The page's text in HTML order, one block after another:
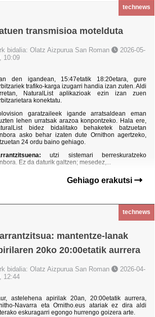
technews
transmisioa motelduta
bidalia: Olatz Aizpurua San Roman
2026-05-
10:09
den igandean, 15:47etatik 18:20etara, gure
trafiko-karga izugarri handia izan zuten. Aldi
NaturalList aplikazioak ezin izan zuen
konektatu.
garatzaileek igande arratsaldean eman
lehen urratsak arazoa konpontzeko. Hala ere,
bidez bidalitako behaketek batzuetan
asko behar izaten dute Ornithon agertzeko,
24 ordu baino gehiago.
utzi sistemari berreskuratzeko
Ez da daturik galtzen; mesedez,...
Gehiago erakutsi
technews
mantentze-lanak
20ko 20:00etatik aurrera
bidalia: Olatz Aizpurua San Roman
2026-04-
12:44
astelehena apirilak 20an, 20:00etatik aurrera,
Navarra eta Ornitho.eus atariak ez dira aldi
eskuragarri egongo hurrengo goizera arte.